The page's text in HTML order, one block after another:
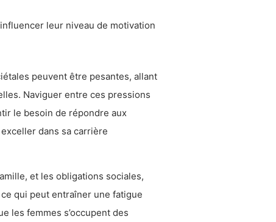
leur niveau de motivation
peuvent être pesantes, allant
Naviguer entre ces pressions
le besoin de répondre aux
dans sa carrière
et les obligations sociales,
qui peut entraîner une fatigue
les femmes s’occupent des